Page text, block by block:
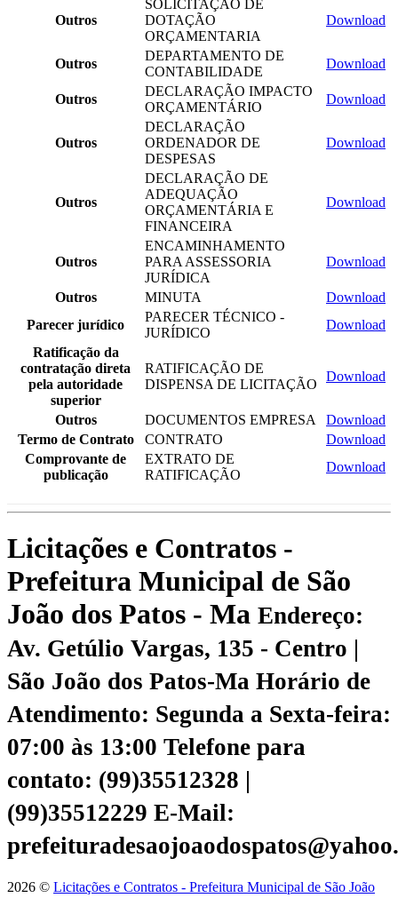
Outros
SOLICITAÇÃO DE
DOTAÇÃO
ORÇAMENTARIA
Download
Outros
DEPARTAMENTO DE
CONTABILIDADE
Download
Outros
DECLARAÇÃO IMPACTO
ORÇAMENTÁRIO
Download
Outros
DECLARAÇÃO
ORDENADOR DE
DESPESAS
Download
Outros
DECLARAÇÃO DE
ADEQUAÇÃO
ORÇAMENTÁRIA E
FINANCEIRA
Download
Outros
ENCAMINHAMENTO
PARA ASSESSORIA
JURÍDICA
Download
Outros MINUTA
Download
Parecer jurídico
PARECER TÉCNICO -
JURÍDICO
Download
Ratificação da
contratação direta
pela autoridade
superior
RATIFICAÇÃO DE
DISPENSA DE LICITAÇÃO
Download
Outros DOCUMENTOS EMPRESA
Download
Termo de Contrato
CONTRATO
Download
Comprovante de
publicação
EXTRATO DE
RATIFICAÇÃO
Download
Licitações e Contratos -
Prefeitura Municipal de São
João dos Patos - Ma Endereço:
Av. Getúlio Vargas, 135 - Centro |
São João dos Patos-Ma Horário de
Atendimento: Segunda a Sexta-feira:
07:00 às 13:00 Telefone para
contato: (99)35512328 |
(99)35512229 E-Mail:
2026 © Licitações e Contratos - Prefeitura Municipal de São João